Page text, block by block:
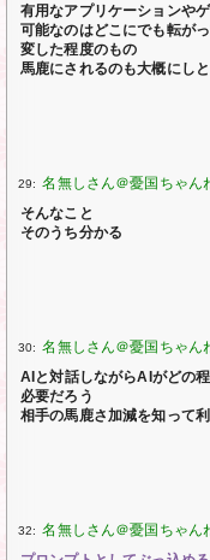
有用なアプリケーションや
可能なのはどこにでも転が
変した程度のもの
馬鹿にされるのも大概にし
29:
そんなこと
そのうち分かる
30:
AIと対話しながらAIがどの
必要だろう
相手の馬鹿さ加減を知って
32: